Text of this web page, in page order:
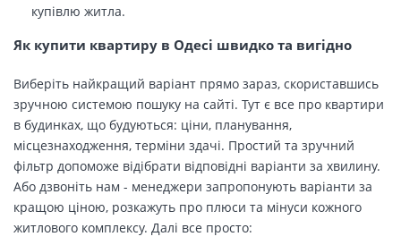
купівлю житла.
Як купити квартиру в Одесі швидко та вигідно
Виберіть найкращий варіант прямо зараз, скориставшись
зручною системою пошуку на сайті. Тут є все про квартири
в будинках, що будуються: ціни, планування,
місцезнаходження, терміни здачі. Простий та зручний
фільтр допоможе відібрати відповідні варіанти за хвилину.
Або дзвоніть нам - менеджери запропонують варіанти за
кращою ціною, розкажуть про плюси та мінуси кожного
житлового комплексу. Далі все просто: